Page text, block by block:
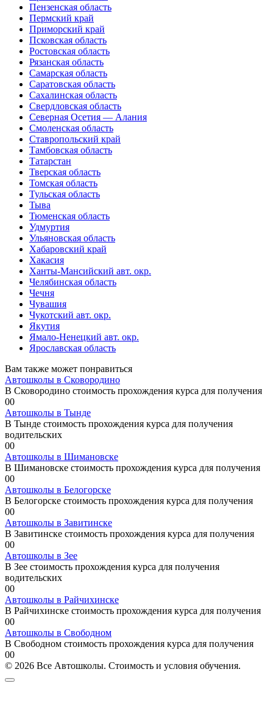
Пензенская область
Пермский край
Приморский край
Псковская область
Ростовская область
Рязанская область
Самарская область
Саратовская область
Сахалинская область
Свердловская область
Северная Осетия — Алания
Смоленская область
Ставропольский край
Тамбовская область
Татарстан
Тверская область
Томская область
Тульская область
Тыва
Тюменская область
Удмуртия
Ульяновская область
Хабаровский край
Хакасия
Ханты-Мансийский авт. окр.
Челябинская область
Чечня
Чувашия
Чукотский авт. окр.
Якутия
Ямало-Ненецкий авт. окр.
Ярославская область
Вам также может понравиться
Автошколы в Сковородино
В Сковородино стоимость прохождения курса для получения
00
Автошколы в Тынде
В Тынде стоимость прохождения курса для получения
водительских
00
Автошколы в Шимановске
В Шимановске стоимость прохождения курса для получения
00
Автошколы в Белогорске
В Белогорске стоимость прохождения курса для получения
00
Автошколы в Завитинске
В Завитинске стоимость прохождения курса для получения
00
Автошколы в Зее
В Зее стоимость прохождения курса для получения
водительских
00
Автошколы в Райчихинске
В Райчихинске стоимость прохождения курса для получения
00
Автошколы в Свободном
В Свободном стоимость прохождения курса для получения
00
© 2026 Все Автошколы. Стоимость и условия обучения.